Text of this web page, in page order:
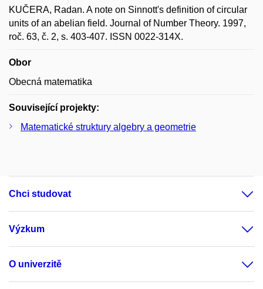
KUČERA, Radan. A note on Sinnott's definition of circular
units of an abelian field. Journal of Number Theory. 1997,
roč. 63, č. 2, s. 403-407. ISSN 0022-314X.
Obor
Obecná matematika
Související projekty:
Matematické struktury algebry a geometrie
Chci studovat
Výzkum
O univerzitě